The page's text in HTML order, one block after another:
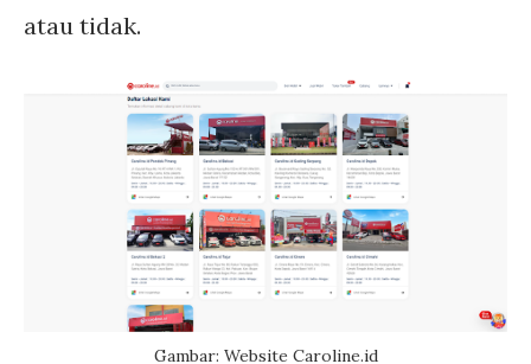
atau tidak.
Gambar: Website Caroline.id